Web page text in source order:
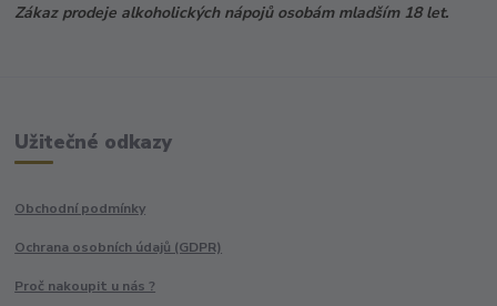
Zákaz prodeje alkoholických nápojů osobám mladším 18 let.
Užitečné odkazy
Obchodní podmínky
Ochrana osobních údajů (GDPR)
Proč nakoupit u nás ?